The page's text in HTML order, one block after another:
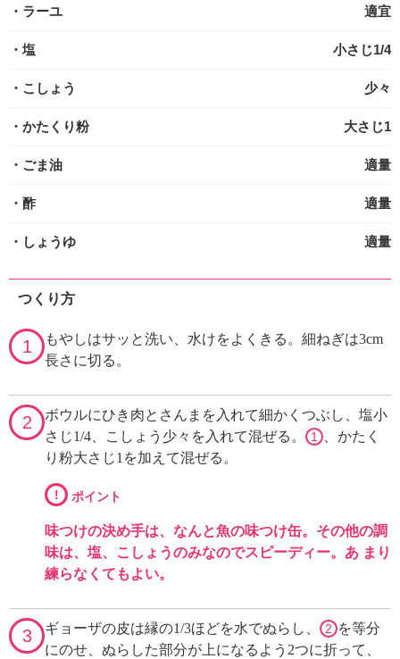
・ラーユ 適宜
・塩 小さじ1/4
・こしょう 少々
・かたくり粉 大さじ1
・ごま油 適量
・酢 適量
・しょうゆ 適量
つくり方
1
もやしはサッと洗い、水けをよくきる。細ねぎは3cm
長さに切る。
2
ボウルにひき肉とさんまを入れて細かくつぶし、塩小
さじ1/4、こしょう少々を入れて混ぜる。
1 、かたく
り粉大さじ1を加えて混ぜる。
! ポイント
味つけの決め手は、なんと魚の味つけ缶。その他の調
味は、塩、こしょうのみなのでスピーディー。あ まり
練らなくてもよい。
3 ギョーザの皮は縁の1/3ほどを水でぬらし、 2 を等分
にのせ、ぬらした部分が上になるよう2つに折って、